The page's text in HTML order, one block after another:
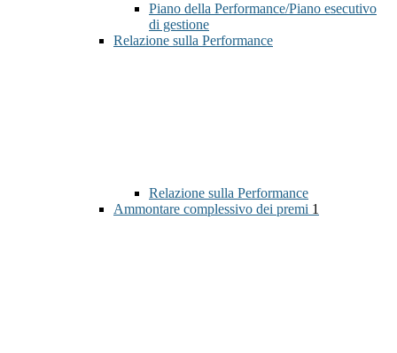
Piano della Performance/Piano esecutivo
di gestione
Relazione sulla Performance
Relazione sulla Performance
Ammontare complessivo dei premi 1